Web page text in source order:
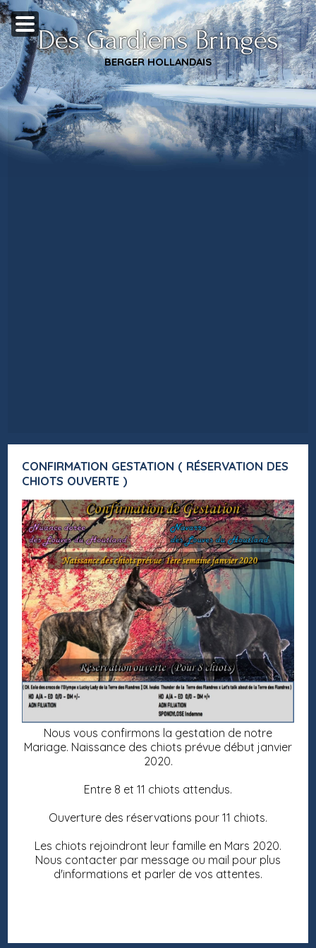
Des Gardiens Bringés
BERGER HOLLANDAIS
CONFIRMATION GESTATION ( RÉSERVATION DES
CHIOTS OUVERTE )
Nous vous confirmons la gestation de notre
Mariage. Naissance des chiots prévue début janvier
2020.
Entre 8 et 11 chiots attendus.
Ouverture des réservations pour 11 chiots.
Les chiots rejoindront leur famille en Mars 2020.
Nous contacter par message ou mail pour plus
d'informations et parler de vos attentes.